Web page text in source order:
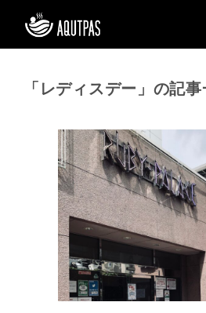
「レディスデー」の記事